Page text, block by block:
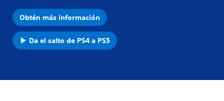
Obtén más información
Da el salto de PS4 a PS5